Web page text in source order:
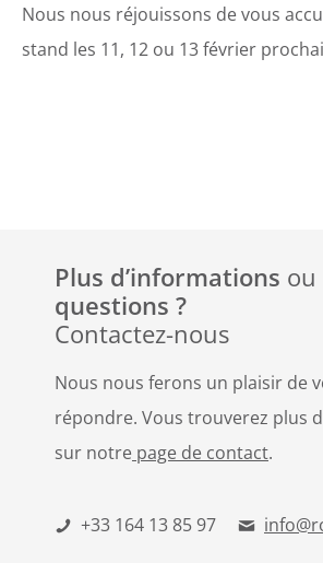
Nous nous réjouissons de vous
stand les 11, 12 ou 13 février
Plus d’informations ou
questions ?
Contactez-nous
Nous nous ferons un plaisir de
répondre. Vous trouverez plus
sur notre page de contact.
+33 164 13 85 97